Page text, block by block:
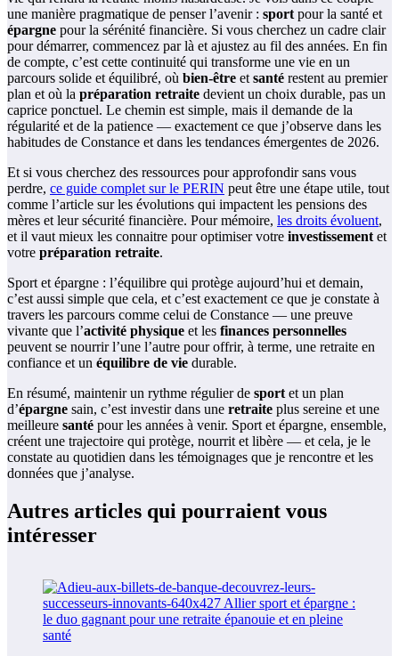
une manière pragmatique de penser l’avenir : sport pour la santé et
épargne pour la sérénité financière. Si vous cherchez un cadre clair
pour démarrer, commencez par là et ajustez au fil des années. En fin
de compte, c’est cette continuité qui transforme une vie en un
parcours solide et équilibré, où bien-être et santé restent au premier
plan et où la préparation retraite devient un choix durable, pas un
caprice ponctuel. Le chemin est simple, mais il demande de la
régularité et de la patience — exactement ce que j’observe dans les
habitudes de Constance et dans les tendances émergentes de 2026.
Et si vous cherchez des ressources pour approfondir sans vous
perdre, ce guide complet sur le PERIN peut être une étape utile, tout
comme l’article sur les évolutions qui impactent les pensions des
mères et leur sécurité financière. Pour mémoire, les droits évoluent,
et il vaut mieux les connaitre pour optimiser votre investissement et
votre préparation retraite.
Sport et épargne : l’équilibre qui protège aujourd’hui et demain,
c’est aussi simple que cela, et c’est exactement ce que je constate à
travers les parcours comme celui de Constance — une preuve
vivante que l’activité physique et les finances personnelles
peuvent se nourrir l’une l’autre pour offrir, à terme, une retraite en
confiance et un équilibre de vie durable.
En résumé, maintenir un rythme régulier de sport et un plan
d’épargne sain, c’est investir dans une retraite plus sereine et une
meilleure santé pour les années à venir. Sport et épargne, ensemble,
créent une trajectoire qui protège, nourrit et libère — et cela, je le
constate au quotidien dans les témoignages que je rencontre et les
données que j’analyse.
Autres articles qui pourraient vous
intéresser